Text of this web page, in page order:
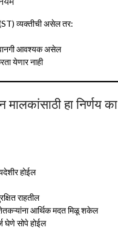
व्यक्तीची असेल तर:
आवश्यक असेल
येणार नाही
हा निर्णय का
होईल
राहतील
आर्थिक मदत मिळू शकेल
घेणे सोपे होईल